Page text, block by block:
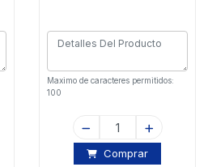
Maximo de caracteres permitidos:
100
Comprar